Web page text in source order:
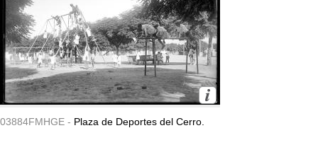
03884FMHGE - Plaza de Deportes del Cerro.